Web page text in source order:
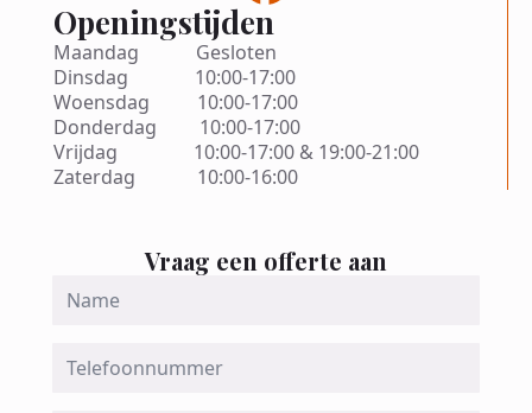
Openingstijden
Maandag Gesloten
Dinsdag 10:00-17:00
Woensdag 10:00-17:00
Donderdag 10:00-17:00
Vrijdag 10:00-17:00 & 19:00-21:00
Zaterdag 10:00-16:00
Vraag een offerte aan